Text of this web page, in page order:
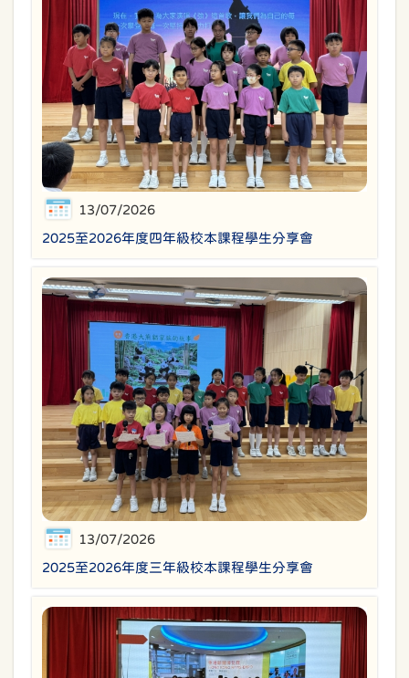
13/07/2026
2025至2026年度四年級校本課程學生分享會
13/07/2026
2025至2026年度三年級校本課程學生分享會